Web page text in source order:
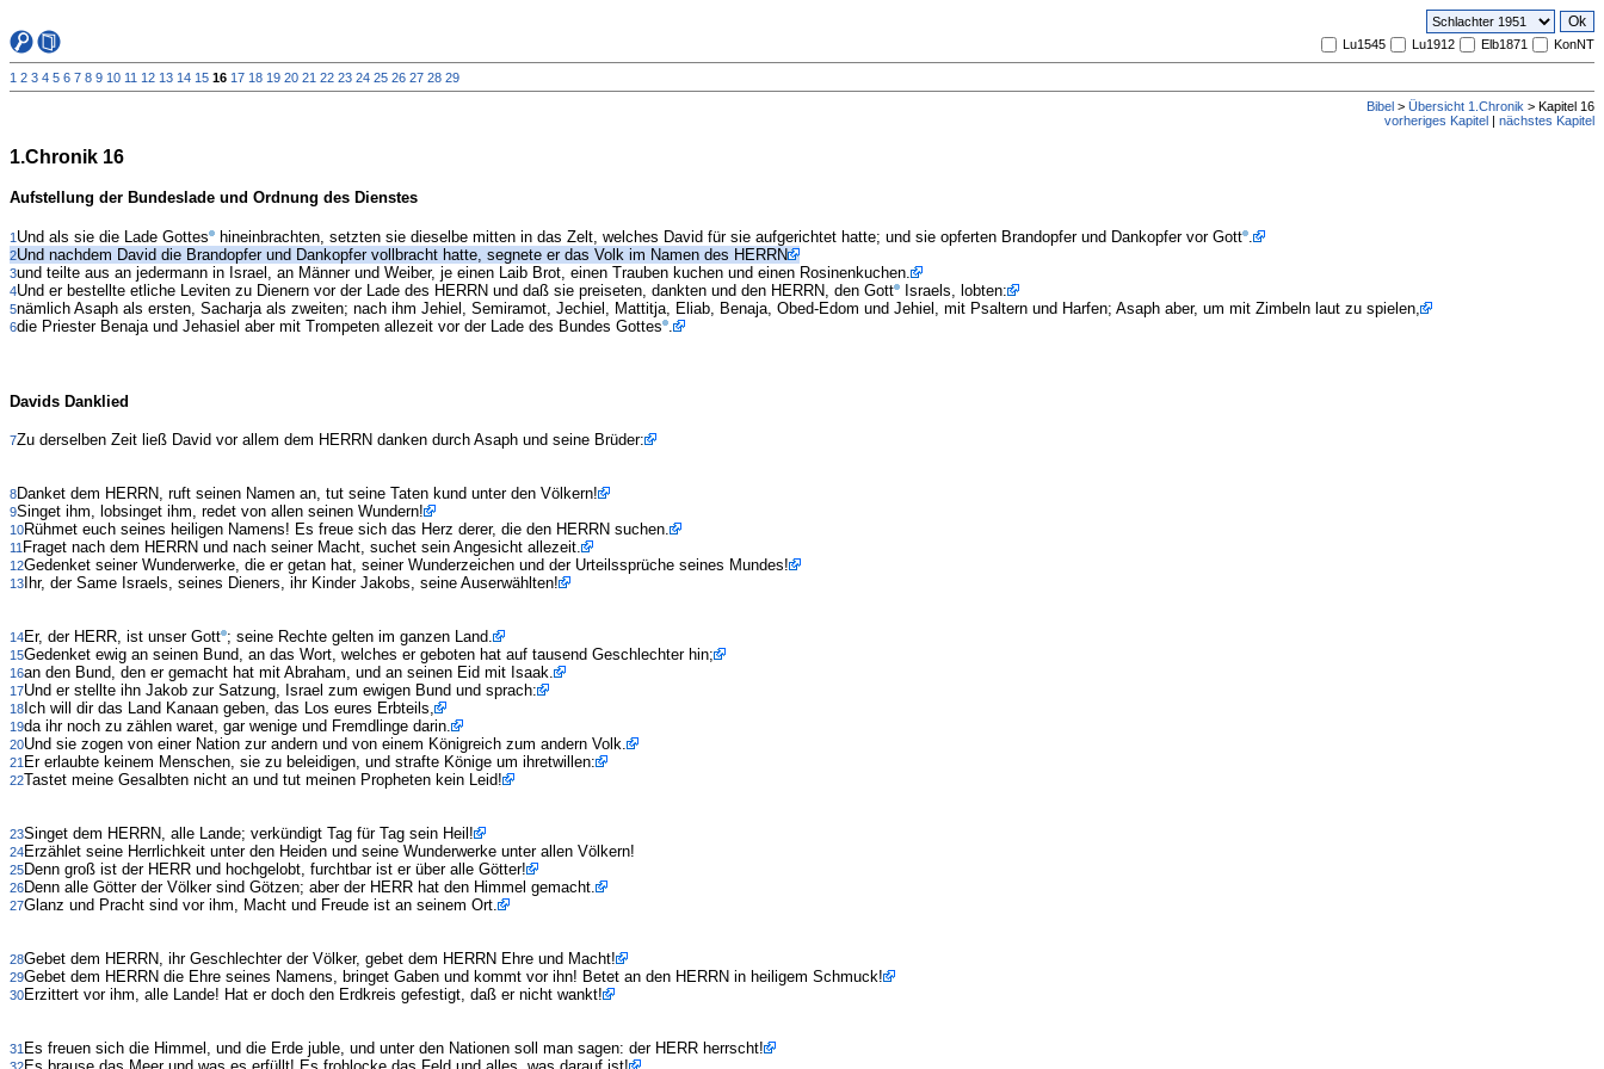
Lu1545 Lu1912 Elb1871 KonNT
1 2 3 4 5 6 7 8 9 10 11 12 13 14 15 16 17 18 19 20 21 22 23 24 25 26 27 28 29
Bibel > Übersicht 1.Chronik > Kapitel 16
vorheriges Kapitel | nächstes Kapitel
1.Chronik 16
Aufstellung der Bundeslade und Ordnung des Dienstes
1 Und als sie die Lade Gottes hineinbrachten, setzten sie dieselbe mitten in das Zelt, welches David für sie aufgerichtet hatte; und sie opferten Brandopfer und Dankopfer vor Gott .
2Und nachdem David die Brandopfer und Dankopfer vollbracht hatte, segnete er das Volk im Namen des HERRN
3und teilte aus an jedermann in Israel, an Männer und Weiber, je einen Laib Brot, einen Trauben kuchen und einen Rosinenkuchen.
4Und er bestellte etliche Leviten zu Dienern vor der Lade des HERRN und daß sie preiseten, dankten und den HERRN, den Gott Israels, lobten:
5nämlich Asaph als ersten, Sacharja als zweiten; nach ihm Jehiel, Semiramot, Jechiel, Mattitja, Eliab, Benaja, Obed-Edom und Jehiel, mit Psaltern und Harfen; Asaph aber, um mit Zimbeln laut zu spielen,
6die Priester Benaja und Jehasiel aber mit Trompeten allezeit vor der Lade des Bundes Gottes .
Davids Danklied
7Zu derselben Zeit ließ David vor allem dem HERRN danken durch Asaph und seine Brüder:
8Danket dem HERRN, ruft seinen Namen an, tut seine Taten kund unter den Völkern!
9Singet ihm, lobsinget ihm, redet von allen seinen Wundern!
10Rühmet euch seines heiligen Namens! Es freue sich das Herz derer, die den HERRN suchen.
11Fraget nach dem HERRN und nach seiner Macht, suchet sein Angesicht allezeit.
12Gedenket seiner Wunderwerke, die er getan hat, seiner Wunderzeichen und der Urteilssprüche seines Mundes!
13 Ihr, der Same Israels, seines Dieners, ihr Kinder Jakobs, seine Auserwählten!
14Er, der HERR, ist unser Gott ; seine Rechte gelten im ganzen Land.
15Gedenket ewig an seinen Bund, an das Wort, welches er geboten hat auf tausend Geschlechter hin;
16an den Bund, den er gemacht hat mit Abraham, und an seinen Eid mit Isaak.
17Und er stellte ihn Jakob zur Satzung, Israel zum ewigen Bund und sprach:
18 Ich will dir das Land Kanaan geben, das Los eures Erbteils,
19da ihr noch zu zählen waret, gar wenige und Fremdlinge darin.
20Und sie zogen von einer Nation zur andern und von einem Königreich zum andern Volk.
21Er erlaubte keinem Menschen, sie zu beleidigen, und strafte Könige um ihretwillen:
22Tastet meine Gesalbten nicht an und tut meinen Propheten kein Leid!
23Singet dem HERRN, alle Lande; verkündigt Tag für Tag sein Heil!
24Erzählet seine Herrlichkeit unter den Heiden und seine Wunderwerke unter allen Völkern!
25Denn groß ist der HERR und hochgelobt, furchtbar ist er über alle Götter!
26Denn alle Götter der Völker sind Götzen; aber der HERR hat den Himmel gemacht.
27Glanz und Pracht sind vor ihm, Macht und Freude ist an seinem Ort.
28Gebet dem HERRN, ihr Geschlechter der Völker, gebet dem HERRN Ehre und Macht!
29Gebet dem HERRN die Ehre seines Namens, bringet Gaben und kommt vor ihn! Betet an den HERRN in heiligem Schmuck!
30Erzittert vor ihm, alle Lande! Hat er doch den Erdkreis gefestigt, daß er nicht wankt!
31Es freuen sich die Himmel, und die Erde juble, und unter den Nationen soll man sagen: der HERR herrscht!